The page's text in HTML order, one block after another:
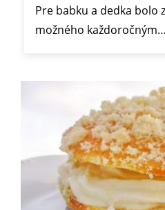
Pre babku a dedka bolo
možného každoročným…